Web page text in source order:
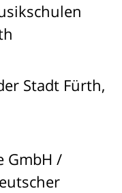
Stadt Fürth,
GmbH /